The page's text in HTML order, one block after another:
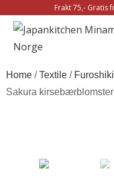
Frakt 75,- Gratis
Home /Textile /
Sakura kirsebærblomster